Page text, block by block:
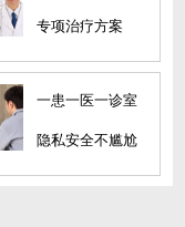
专项治疗方案
一患一医一诊室
隐私安全不尴尬